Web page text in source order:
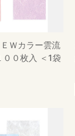
Ｗカラー雲流
０枚入 ＜1袋